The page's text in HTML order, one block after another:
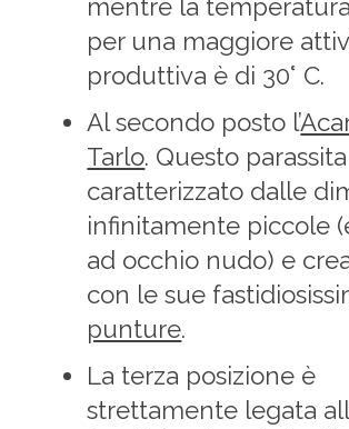
mentre la
per una maggiore
produttiva è di 30° C.
Al secondo posto l’
Tarlo. Questo
caratterizzato dalle
infinitamente piccole
ad occhio nudo) e
con le sue
punture.
La terza posizione è
strettamente legata